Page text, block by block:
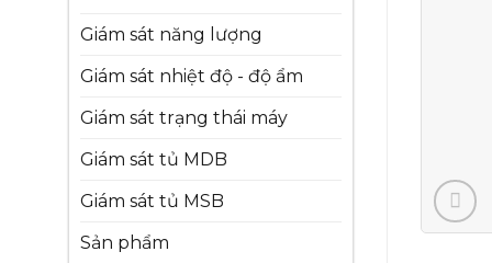
Giám sát năng lượng
Giám sát nhiệt độ - độ ẩm
Giám sát trạng thái máy
Giám sát tủ MDB
Giám sát tủ MSB
Sản phẩm